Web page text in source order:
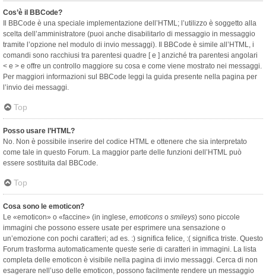
Cos’è il BBCode?
Il BBCode è una speciale implementazione dell’HTML; l’utilizzo è soggetto alla
scelta dell’amministratore (puoi anche disabilitarlo di messaggio in messaggio
tramite l’opzione nel modulo di invio messaggi). Il BBCode è simile all’HTML, i
comandi sono racchiusi tra parentesi quadre [ e ] anziché tra parentesi angolari
< e > e offre un controllo maggiore su cosa e come viene mostrato nei messaggi.
Per maggiori informazioni sul BBCode leggi la guida presente nella pagina per
l’invio dei messaggi.
Top
Posso usare l’HTML?
No. Non è possibile inserire del codice HTML e ottenere che sia interpretato
come tale in questo Forum. La maggior parte delle funzioni dell’HTML può
essere sostituita dal BBCode.
Top
Cosa sono le emoticon?
Le «emoticon» o «faccine» (in inglese, emoticons o smileys) sono piccole
immagini che possono essere usate per esprimere una sensazione o
un’emozione con pochi caratteri; ad es. :) significa felice, :( significa triste. Questo
Forum trasforma automaticamente queste serie di caratteri in immagini. La lista
completa delle emoticon è visibile nella pagina di invio messaggi. Cerca di non
esagerare nell’uso delle emoticon, possono facilmente rendere un messaggio